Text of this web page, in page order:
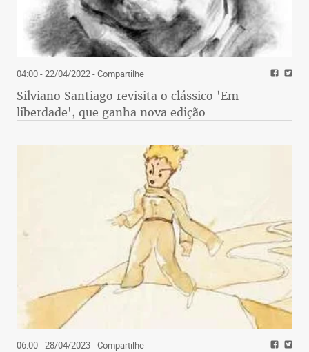
04:00 - 22/04/2022- Compartilhe
Silviano Santiago revisita o clássico 'Em
liberdade', que ganha nova edição
06:00 - 28/04/2023- Compartilhe